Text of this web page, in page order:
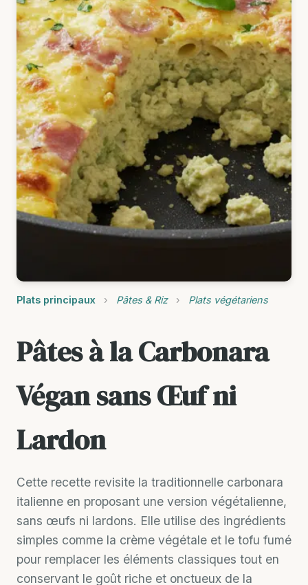
Plats principaux › Pâtes & Riz › Plats végétariens
Pâtes à la Carbonara
Végan sans Œuf ni
Lardon
Cette recette revisite la traditionnelle carbonara
italienne en proposant une version végétalienne,
sans œufs ni lardons. Elle utilise des ingrédients
simples comme la crème végétale et le tofu fumé
pour remplacer les éléments classiques tout en
conservant le goût riche et onctueux de la